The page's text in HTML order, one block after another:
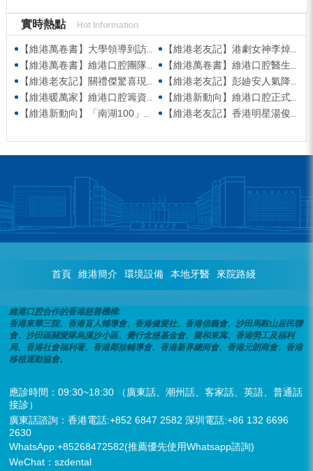
實時熱點 Hot Information
【維港萬卷書】大學領導到訪維港口腔參觀交流 高度讚賞院感消毒與規範化管理
【維港老友記】港劇女神李焯寧現身維港口腔擔任一日店長，分享護牙心得
【維港萬卷書】維港口腔團隊走進香港書展 感受閱讀力量拓寬專業視野
【維港萬卷書】維港口腔醫生團隊受邀參與美國登士柏西諾德專題研討 聚焦無牙頜種植修復前沿策略
【維港老友記】關禮傑驚喜現身維港口腔出任明星一日CEO 即場演繹同分享經驗！
【維港老友記】彭廸安人氣降臨維港口腔任明星一日店長 勁歌熱舞快閃表演點燃全場！
【維港暖萬家】維港口腔籌資捐款援助廣西洪澇災區 攜手香港廣西南寧同鄉會共獻愛心
【維港新動向】維港口腔正式獲聘為「羅湖區社會醫療機構行業協會監事單位」
【維港新動向】「南湖100」品牌發佈會 維港口腔獲評「突出貢獻企業」殊榮
【維港老友記】香港明星湯俊明驚喜現身維港口腔 擔任明星一日店長！
首頁 維港簡介 環境設備 本地牙醫 來院路綫
維港口腔合作的香港慈善機構:
香港東華三院、香港盲人輔導會、香港健愛社、香港信義會、沙田馬鞍山居民聯
會、沙田區關愛隊烏溪沙小區、覺行念慈基金會、樂和東寓、香港勞工及福利
局、香港社會福利署、香港鄰捨輔導會、香港新界總商會、香港元朗商會、香港
移植運動協會。
應診時間：09:30~18:30 （廣東話、潮州話、客家話、英語、普通話
接診）
廣東話諮詢：香港電話:+852 6847 2582 深圳電話:+86 132 6696
2630
WhatsApp:+85268472582(推薦優先使用Whatsapp諮詢)
WeChat：szdental